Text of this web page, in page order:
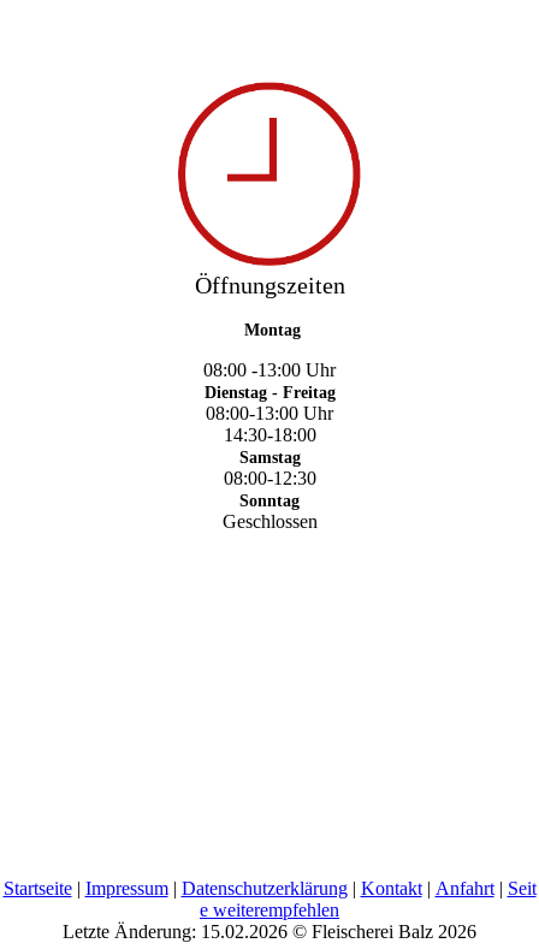
Öffnungszeiten
Montag
08:00 -13:00 Uhr
Dienstag - Freitag
08:00-13:00 Uhr
14:30-18:00
Samstag
08:00-12:30
Sonntag
Geschlossen
Startseite| Impressum| Datenschutzerklärung| Kontakt| Anfahrt| Seit
e weiterempfehlen
Letzte Änderung: 15.02.2026 © Fleischerei Balz 2026